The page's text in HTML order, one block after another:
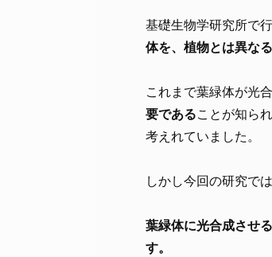
基礎生物学研究所で
体を、植物とは異な
これまで葉緑体が光
要であることが知ら
考えれていました。
しかし今回の研究で
葉緑体に光合成させ
す。